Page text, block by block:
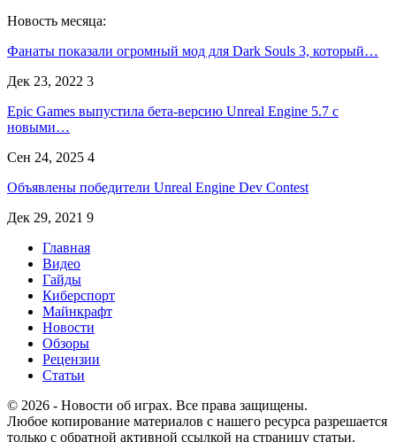
Новость месяца:
Фанаты показали огромный мод для Dark Souls 3, который…
Дек 23, 2022 3
Epic Games выпустила бета-версию Unreal Engine 5.7 с
новыми…
Сен 24, 2025 4
Объявлены победители Unreal Engine Dev Contest
Дек 29, 2021 9
Главная
Видео
Гайды
Киберспорт
Майнкрафт
Новости
Обзоры
Рецензии
Статьи
© 2026 - Новости об играх. Все права защищены.
Любое копирование материалов с нашего ресурса разрешается
только с обратной активной ссылкой на страницу статьи.